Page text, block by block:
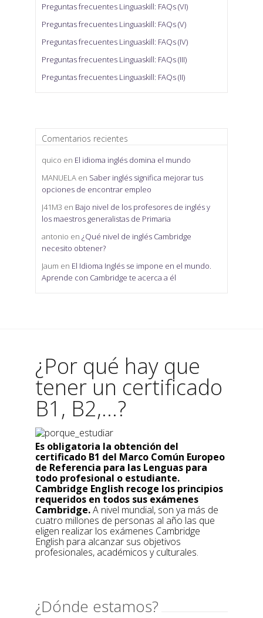
Preguntas frecuentes Linguaskill: FAQs (VI)
Preguntas frecuentes Linguaskill: FAQs (V)
Preguntas frecuentes Linguaskill: FAQs (IV)
Preguntas frecuentes Linguaskill: FAQs (III)
Preguntas frecuentes Linguaskill: FAQs (II)
Comentarios recientes
quico en El idioma inglés domina el mundo
MANUELA en Saber inglés significa mejorar tus
opciones de encontrar empleo
J41M3 en Bajo nivel de los profesores de inglés y
los maestros generalistas de Primaria
antonio en ¿Qué nivel de inglés Cambridge
necesito obtener?
Jaum en El Idioma Inglés se impone en el mundo.
Aprende con Cambridge te acerca a él
¿Por qué hay que
tener un certificado
B1, B2,...?
Es obligatoria la obtención del
certificado B1 del Marco Común Europeo
de Referencia para las Lenguas para
todo profesional o estudiante.
Cambridge English recoge los principios
requeridos en todos sus exámenes
Cambridge.A nivel mundial, son ya más de
cuatro millones de personas al año las que
eligen realizar los exámenes Cambridge
English para alcanzar sus objetivos
profesionales, académicos y culturales.
¿Dónde estamos?